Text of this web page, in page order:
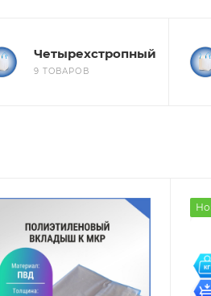
Четырехстропный
9 ТОВАРОВ